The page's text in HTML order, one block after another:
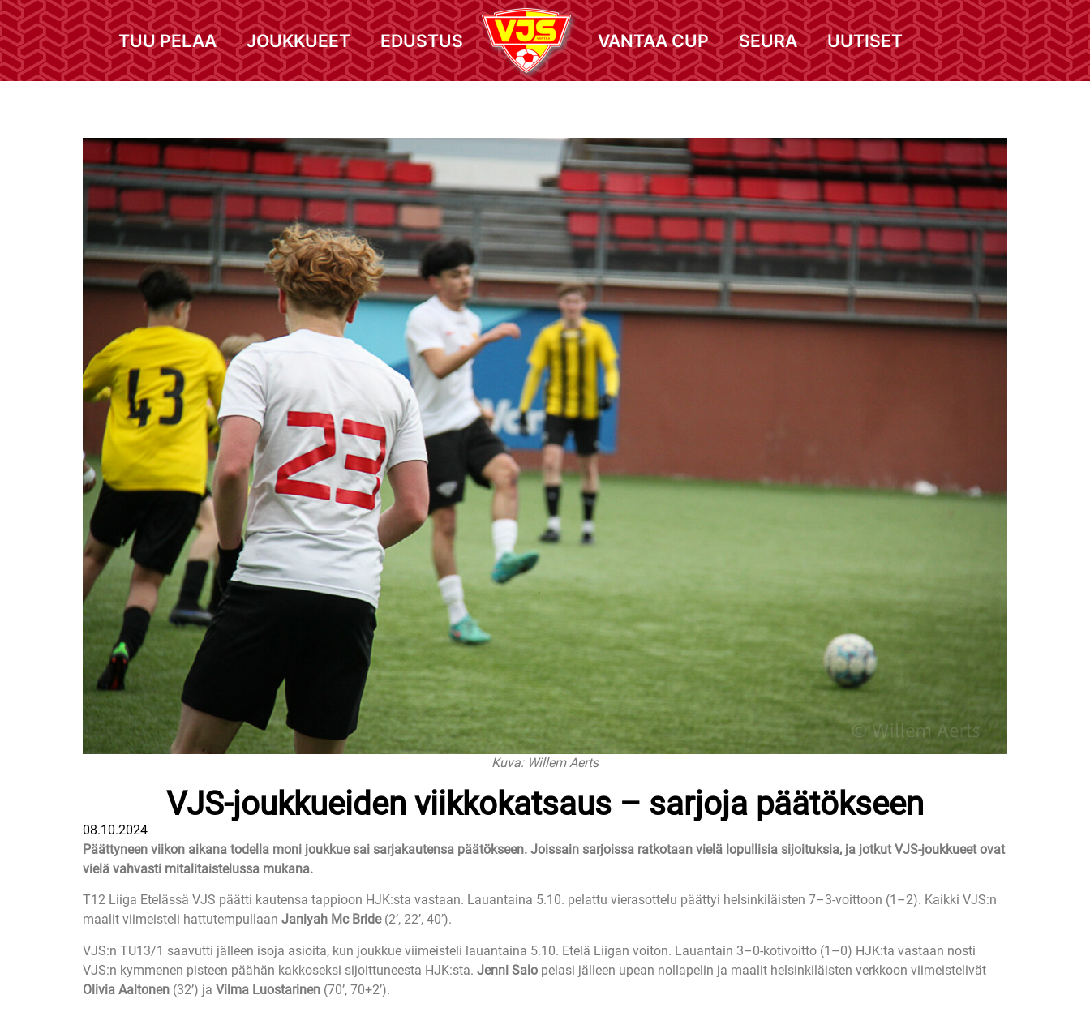
TUU PELAA JOUKKUEET EDUSTUS VANTAA CUP SEURA UUTISET
Kuva: Willem Aerts
VJS-joukkueiden viikkokatsaus – sarjoja päätökseen
08.10.2024
Päättyneen viikon aikana todella moni joukkue sai sarjakautensa päätökseen. Joissain sarjoissa ratkotaan vielä lopullisia sijoituksia, ja jotkut VJS-joukkueet ovat
vielä vahvasti mitalitaistelussa mukana.
T12 Liiga Etelässä VJS päätti kautensa tappioon HJK:sta vastaan. Lauantaina 5.10. pelattu vierasottelu päättyi helsinkiläisten 7–3-voittoon (1–2). Kaikki VJS:n
maalit viimeisteli hattutempullaan Janiyah Mc Bride(2’, 22’, 40’).
VJS:n TU13/1 saavutti jälleen isoja asioita, kun joukkue viimeisteli lauantaina 5.10. Etelä Liigan voiton. Lauantain 3–0-kotivoitto (1–0) HJK:ta vastaan nosti
VJS:n kymmenen pisteen päähän kakkoseksi sijoittuneesta HJK:sta. Jenni Salo pelasi jälleen upean nollapelin ja maalit helsinkiläisten verkkoon viimeistelivät
Olivia Aaltonen (32’) ja Vilma Luostarinen (70’, 70+2’).